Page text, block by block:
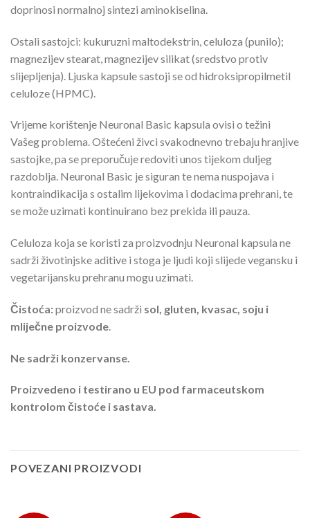
doprinosi normalnoj sintezi aminokiselina.
Ostali sastojci: kukuruzni maltodekstrin, celuloza (punilo);
magnezijev stearat, magnezijev silikat (sredstvo protiv
slijepljenja). Ljuska kapsule sastoji se od hidroksipropilmetil
celuloze (HPMC).
Vrijeme korištenje Neuronal Basic kapsula ovisi o težini
Vašeg problema. Oštećeni živci svakodnevno trebaju hranjive
sastojke, pa se preporučuje redoviti unos tijekom duljeg
razdoblja. Neuronal Basic je siguran te nema nuspojava i
kontraindikacija s ostalim lijekovima i dodacima prehrani, te
se može uzimati kontinuirano bez prekida ili pauza.
Celuloza koja se koristi za proizvodnju Neuronal kapsula ne
sadrži životinjske aditive i stoga je ljudi koji slijede vegansku i
vegetarijansku prehranu mogu uzimati.
Čistoća:proizvod ne sadrži sol, gluten, kvasac, soju i
mliječne proizvode.
Ne sadrži konzervanse.
Proizvedeno i testirano u EU pod farmaceutskom
kontrolom čistoće i sastava.
POVEZANI PROIZVODI